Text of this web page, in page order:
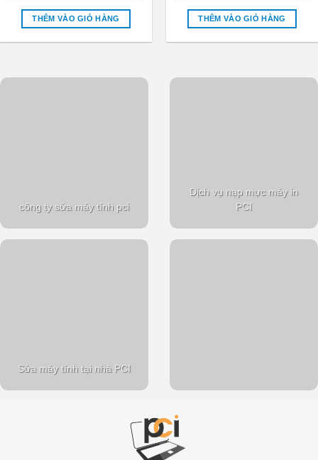
là:
₫650,000.
tại
₫350,000.
THÊM VÀO GIỎ HÀNG
là:
₫700,000.
tại
THÊM VÀO GIỎ HÀNG
công ty sửa máy tính pci
Dịch vụ nạp mực máy in
PCI
Sửa máy tính tại nhà PCI